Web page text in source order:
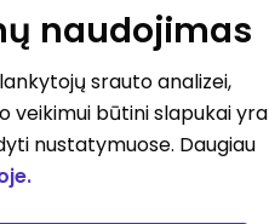
naudojimas
srauto analizei,
veikimui būtini slapukai yra
nustatymuose. Daugiau